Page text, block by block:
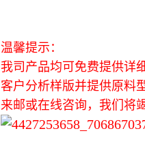
温馨提示：
我司产品均可免费提供详
客户分析样版并提供原料
来邮或在线咨询，我们将